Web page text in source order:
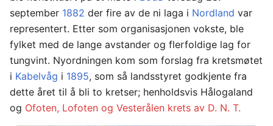
september 1882 der fire av de ni laga i Nordland var
representert. Etter som organisasjonen vokste, ble
fylket med de lange avstander og flerfoldige lag for
tungvint. Nyordningen kom som forslag fra kretsmøtet
i Kabelvåg i 1895, som så landsstyret godkjente fra
dette året til å bli to kretser; henholdsvis Hålogaland
og Ofoten, Lofoten og Vesterålen krets av D. N. T.